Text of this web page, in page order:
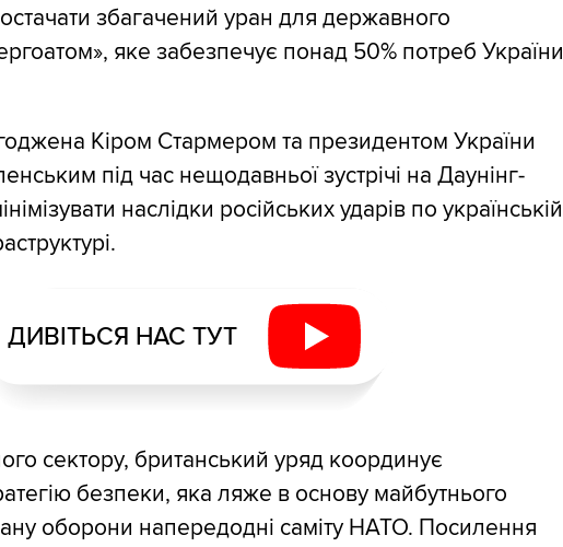
збагачений уран для державного
яке забезпечує понад 50% потреб України
Кіром Стармером та президентом України
під час нещодавньої зустрічі на Даунінг-
наслідки російських ударів по українській
ДИВІТЬСЯ НАС ТУТ
сектору, британський уряд координує
безпеки, яка ляже в основу майбутнього
оборони напередодні саміту НАТО. Посилення